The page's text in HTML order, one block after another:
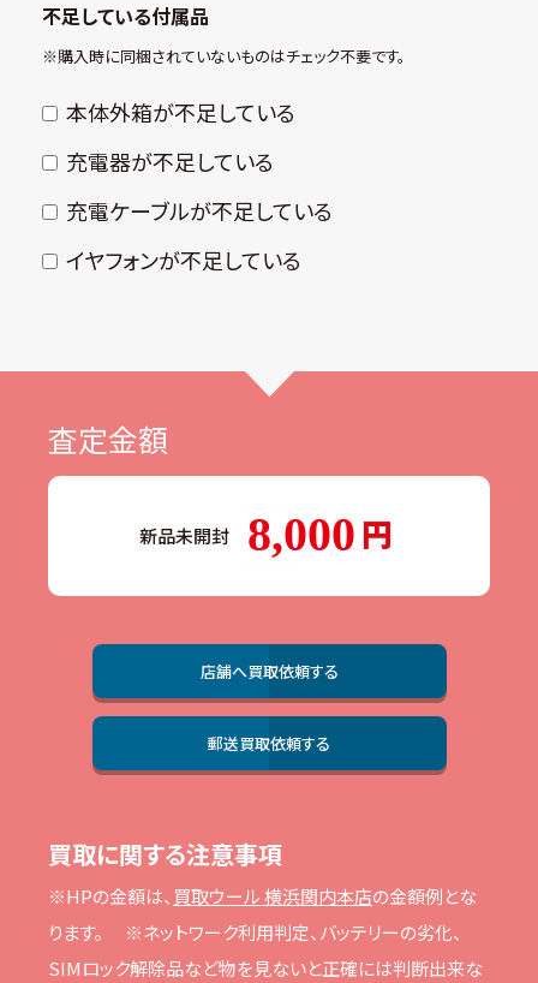
不足している付属品
※購⼊時に同梱されていないものはチェック不要です。
本体外箱が不⾜している
充電器が不⾜している
充電ケーブルが不⾜している
イヤフォンが不⾜している
査定金額
新品未開封 8,000
店舗へ買取依頼する
郵送買取依頼する
買取に関する注意事項
※HPの⾦額は、 買取ウール 横浜関内本店の⾦額例とな
ります。
※ネットワーク利⽤判定、バッテリーの劣化、
SIMロック解除品など物を⾒ないと正確には判断出来な